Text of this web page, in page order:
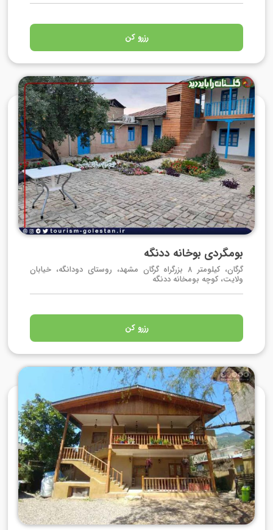
رزرو کن
بومگردی بوخانه ددنگه
گرگان، کیلومتر 8 بزرگراه گرگان مشهد، روستای دودانگه، خیابان
ولایت، کوچه بومخانه ددنگه
رزرو کن